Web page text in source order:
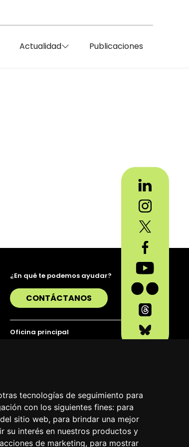
tecnologías de seguimiento para
con los siguientes fines: para
sitio web, para brindar una mejor
su interés en nuestros productos y
de marketing, para mostrar
Actualidad Publicaciones
¿En qué te podemos ayudar?
CONTÁCTANOS
Oficina principal